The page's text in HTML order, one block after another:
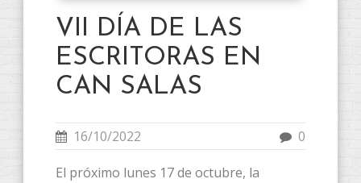
VII DÍA DE LAS
ESCRITORAS EN
CAN SALAS
16/10/2022 0
El próximo lunes 17 de octubre, la